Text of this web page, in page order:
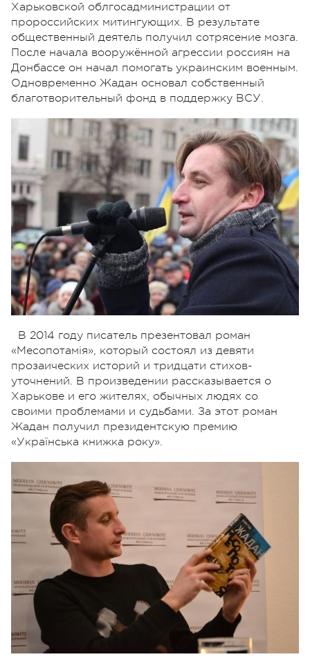
Харьковской облгосадминистрации от
пророссийских митингующих. В результате
общественный деятель получил сотрясение мозга.
После начала вооружённой агрессии россиян на
Донбассе он начал помогать украинским военным.
Одновременно Жадан основал собственный
благотворительный фонд в поддержку ВСУ.
В 2014 году писатель презентовал роман
«Месопотамія», который состоял из девяти
прозаических историй и тридцати стихов-
уточнений. В произведении рассказывается о
Харькове и его жителях, обычных людях со
своими проблемами и судьбами. За этот роман
Жадан получил президентскую премию
«Українська книжка року».